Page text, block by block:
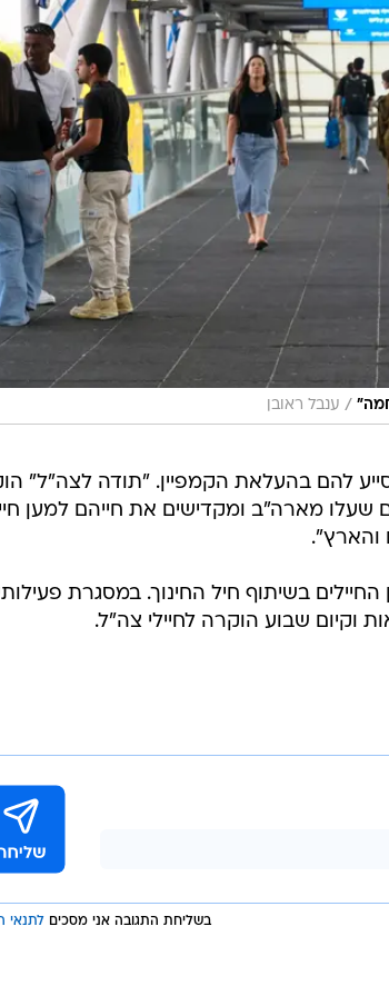
/ ענבל ראובן
להם בהעלאת הקמפיין. "תודה לצה"ל"
יהודים שעלו מארה"ב ומקדישים את חייהם למען
והארץ".
בשיתוף חיל החינוך. במסגרת
וקיום שבוע הוקרה לחיילי צה"ל.
בשליחת התגובה אני מסכים לתנאי